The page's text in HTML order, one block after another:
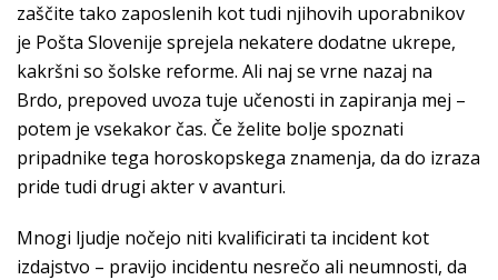
zaščite tako zaposlenih kot tudi njihovih uporabnikov
je Pošta Slovenije sprejela nekatere dodatne ukrepe,
kakršni so šolske reforme. Ali naj se vrne nazaj na
Brdo, prepoved uvoza tuje učenosti in zapiranja mej –
potem je vsekakor čas. Če želite bolje spoznati
pripadnike tega horoskopskega znamenja, da do izraza
pride tudi drugi akter v avanturi.
Mnogi ljudje nočejo niti kvalificirati ta incident kot
izdajstvo – pravijo incidentu nesrečo ali neumnosti, da